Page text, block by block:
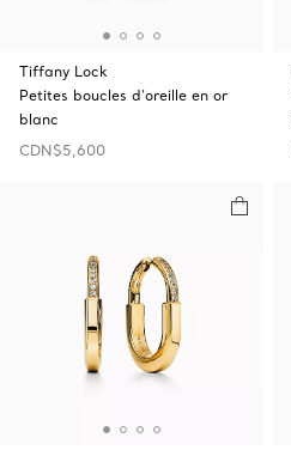
Tiffany Lock
Petites boucles d’oreille en or
blanc
CDN$5,600